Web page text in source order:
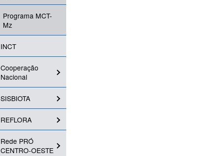
Programa MCT-
Mz
INCT
Cooperação
Nacional
SISBIOTA
REFLORA
Rede PRÓ
CENTRO-OESTE